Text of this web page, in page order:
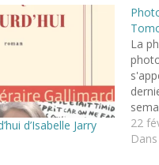
d’Isabelle Jarry
La
lu
22